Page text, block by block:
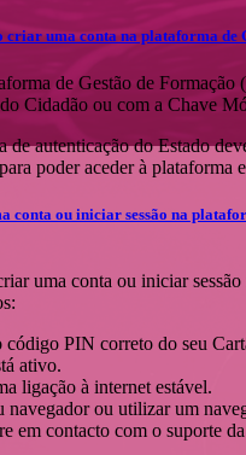
criar uma conta na plataforma de
de Gestão de
Cidadão ou com a Chave
de autenticação do Estado
poder aceder à plataforma
ou iniciar sessão na
uma conta ou iniciar
código PIN correto do seu
ativo.
ligação à internet estável.
navegador ou utilizar um
em contacto com o suporte